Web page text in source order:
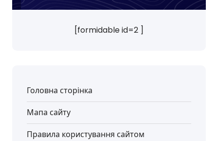
[formidable id=2 ]
Головна сторінка
Мапа сайту
Правила користування сайтом